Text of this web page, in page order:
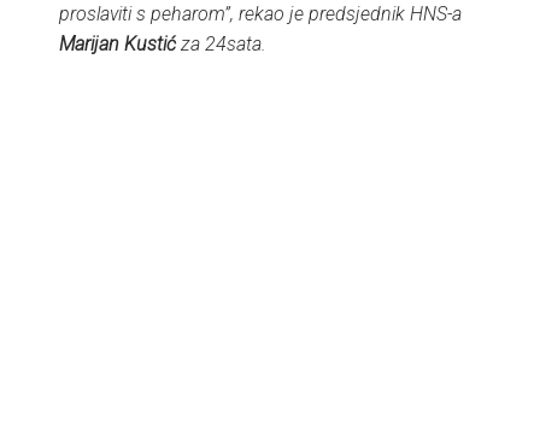
proslaviti s peharom”, rekao je predsjednik HNS-a
Marijan Kustićza 24sata.